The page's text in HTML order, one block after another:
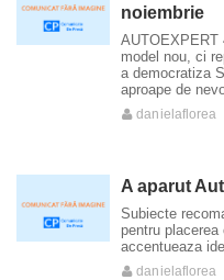
noiembrie
AUTOEXPERT
model nou, ci
a democratiza
aproape de
danielaflorea
A aparut
Subiecte
pentru
accentueaza
danielaflorea